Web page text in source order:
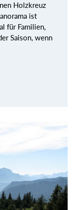
Holzkreuz
ist
für Familien,
Saison, wenn